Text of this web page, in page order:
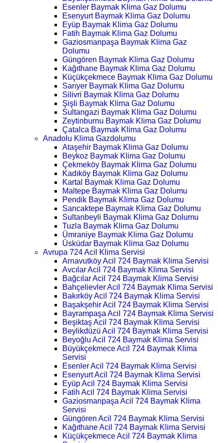
Esenler Baymak Klima Gaz Dolumu
Esenyurt Baymak Klima Gaz Dolumu
Eyüp Baymak Klima Gaz Dolumu
Fatih Baymak Klima Gaz Dolumu
Gaziosmanpaşa Baymak Klima Gaz
Dolumu
Güngören Baymak Klima Gaz Dolumu
Kağıthane Baymak Klima Gaz Dolumu
Küçükçekmece Baymak Klima Gaz Dolumu
Sarıyer Baymak Klima Gaz Dolumu
Silivri Baymak Klima Gaz Dolumu
Şişli Baymak Klima Gaz Dolumu
Sultangazi Baymak Klima Gaz Dolumu
Zeytinburnu Baymak Klima Gaz Dolumu
Çatalca Baymak Klima Gaz Dolumu
Anadolu Klima Gazdolumu
Ataşehir Baymak Klima Gaz Dolumu
Beykoz Baymak Klima Gaz Dolumu
Çekmeköy Baymak Klima Gaz Dolumu
Kadıköy Baymak Klima Gaz Dolumu
Kartal Baymak Klima Gaz Dolumu
Maltepe Baymak Klima Gaz Dolumu
Pendik Baymak Klima Gaz Dolumu
Sancaktepe Baymak Klima Gaz Dolumu
Sultanbeyli Baymak Klima Gaz Dolumu
Tuzla Baymak Klima Gaz Dolumu
Ümraniye Baymak Klima Gaz Dolumu
Üsküdar Baymak Klima Gaz Dolumu
Avrupa 724 Acil Klima Servisi
Arnavutköy Acil 724 Baymak Klima Servisi
Avcılar Acil 724 Baymak Klima Servisi
Bağcılar Acil 724 Baymak Klima Servisi
Bahçelievler Acil 724 Baymak Klima Servisi
Bakırköy Acil 724 Baymak Klima Servisi
Başakşehir Acil 724 Baymak Klima Servisi
Bayrampaşa Acil 724 Baymak Klima Servisi
Beşiktaş Acil 724 Baymak Klima Servisi
Beylikdüzü Acil 724 Baymak Klima Servisi
Beyoğlu Acil 724 Baymak Klima Servisi
Büyükçekmece Acil 724 Baymak Klima
Servisi
Esenler Acil 724 Baymak Klima Servisi
Esenyurt Acil 724 Baymak Klima Servisi
Eyüp Acil 724 Baymak Klima Servisi
Fatih Acil 724 Baymak Klima Servisi
Gaziosmanpaşa Acil 724 Baymak Klima
Servisi
Güngören Acil 724 Baymak Klima Servisi
Kağıthane Acil 724 Baymak Klima Servisi
Küçükçekmece Acil 724 Baymak Klima